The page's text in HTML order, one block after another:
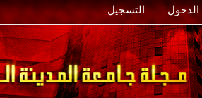
التسجيل الدخول